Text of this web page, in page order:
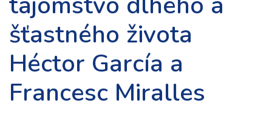
šťastného života
Héctor García a
Francesc Miralles